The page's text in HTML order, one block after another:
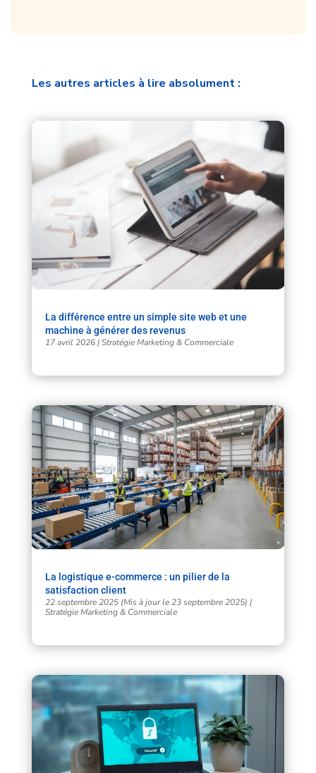
Les autres articles à lire absolument :
La différence entre un simple site web et une
machine à générer des revenus
17 avril 2026|Stratégie Marketing & Commerciale
La logistique e-commerce : un pilier de la
satisfaction client
22 septembre 2025 (Mis à jour le 23 septembre 2025) |
Stratégie Marketing & Commerciale